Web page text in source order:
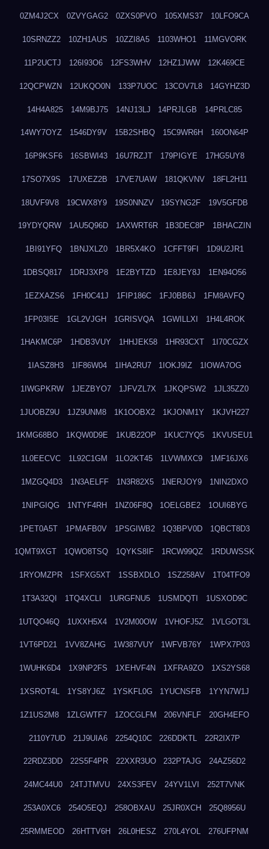
0ZM4J2CX 0ZVYGAG2 0ZXS0PVO 105XMS37 10LFO9CA
10SRNZZ2 10ZH1AUS 10ZZI8A5 1103WHO1 11MGVORK
11P2UCTJ 126I93O6 12FS3WHV 12HZ1JWW 12K469CE
12QCPWZN 12UKQO0N 133P7UOC 13COV7L8 14GYHZ3D
14H4A825 14M9BJ75 14NJ13LJ 14PRJLGB 14PRLC85
14WY7OYZ 1546DY9V 15B2SHBQ 15C9WR6H 160ON64P
16P9KSF6 16SBWI43 16U7RZJT 179PIGYE 17HG5UY8
17SO7X9S 17UXEZ2B 17VE7UAW 181QKVNV 18FL2H11
18UVF9V8 19CWX8Y9 19S0NNZV 19SYNG2F 19V5GFDB
19YDYQRW 1AU5Q96D 1AXWRT6R 1B3DEC8P 1BHACZIN
1BI91YFQ 1BNJXLZ0 1BR5X4KO 1CFFT9FI 1D9U2JR1
1DBSQ817 1DRJ3XP8 1E2BYTZD 1E8JEY8J 1EN94O56
1EZXAZS6 1FH0C41J 1FIP186C 1FJ0BB6J 1FM8AVFQ
1FP03I5E 1GL2VJGH 1GRISVQA 1GWILLXI 1H4L4ROK
1HAKMC6P 1HDB3VUY 1HHJEK58 1HR93CXT 1I70CGZX
1IASZ8H3 1IF86W04 1IHA2RU7 1IOKJ9IZ 1IOWA7OG
1IWGPKRW 1JEZBYO7 1JFVZL7X 1JKQPSW2 1JL35ZZ0
1JUOBZ9U 1JZ9UNM8 1K1OOBX2 1KJONM1Y 1KJVH227
1KMG68BO 1KQW0D9E 1KUB22OP 1KUC7YQ5 1KVUSEU1
1L0EECVC 1L92C1GM 1LO2KT45 1LVWMXC9 1MF16JX6
1MZGQ4D3 1N3AELFF 1N3R82X5 1NERJOY9 1NIN2DXO
1NIPGIQG 1NTYF4RH 1NZ06F8Q 1OELGBE2 1OUI6BYG
1PET0A5T 1PMAFB0V 1PSGIWB2 1Q3BPV0D 1QBCT8D3
1QMT9XGT 1QWO8TSQ 1QYKS8IF 1RCW99QZ 1RDUWSSK
1RYOMZPR 1SFXG5XT 1SSBXDLO 1SZ258AV 1T04TFO9
1T3A32QI 1TQ4XCLI 1URGFNU5 1USMDQTI 1USXOD9C
1UTQO46Q 1UXXH5X4 1V2M00OW 1VHOFJ5Z 1VLGOT3L
1VT6PD21 1VV8ZAHG 1W387VUY 1WFVB76Y 1WPX7P03
1WUHK6D4 1X9NP2FS 1XEHVF4N 1XFRA9ZO 1XS2YS68
1XSROT4L 1YS8YJ6Z 1YSKFL0G 1YUCNSFB 1YYN7W1J
1Z1US2M8 1ZLGWTF7 1ZOCGLFM 206VNFLF 20GH4EFO
2110Y7UD 21J9UIA6 2254Q10C 226DDKTL 22R2IX7P
22RDZ3DD 22S5F4PR 22XXR3UO 232PTAJG 24AZ56D2
24MC44U0 24TJTMVU 24XS3FEV 24YV1LVI 252T7VNK
253A0XC6 254O5EQJ 258OBXAU 25JR0XCH 25Q8956U
25RMMEOD 26HTTV6H 26L0HESZ 270L4YOL 276UFPNM